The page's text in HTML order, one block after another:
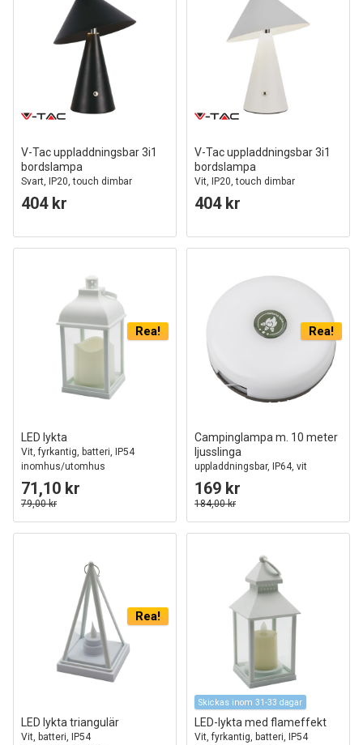
V-Tac uppladdningsbar 3i1
bordslampa
Svart, IP20, touch dimbar
404 kr
V-Tac uppladdningsbar 3i1
bordslampa
Vit, IP20, touch dimbar
404 kr
Rea!
LED lykta
Vit, fyrkantig, batteri, IP54
inomhus/utomhus
71,10 kr
79,00 kr
Rea!
Campinglampa m. 10 meter
ljusslinga
uppladdningsbar, IP64, vit
169 kr
184,00 kr
Rea!
LED lykta triangulär
Vit, batteri, IP54
Skickas inom 31-33 dagar
LED-lykta med flameffekt
Vit, fyrkantig, batteri, IP54